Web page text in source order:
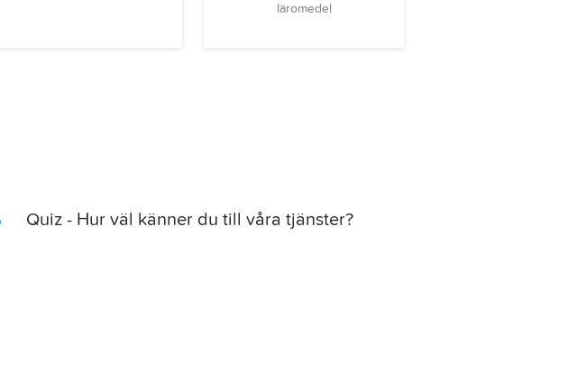
läromedel
Quiz - Hur väl känner du till våra tjänster?